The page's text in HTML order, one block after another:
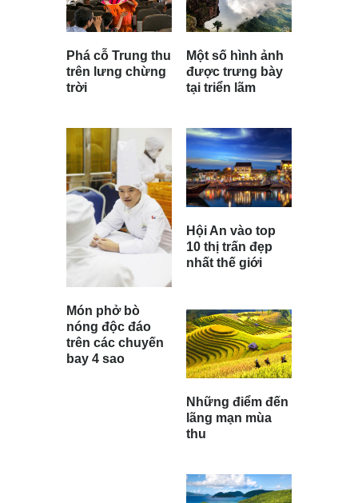
Phá cỗ Trung thu
trên lưng chừng
trời
Món phở bò
nóng độc đáo
trên các chuyến
bay 4 sao
Một số hình ảnh
được trưng bày
tại triển lãm
Hội An vào top
10 thị trấn đẹp
nhất thế giới
Những điểm đến
lãng mạn mùa
thu